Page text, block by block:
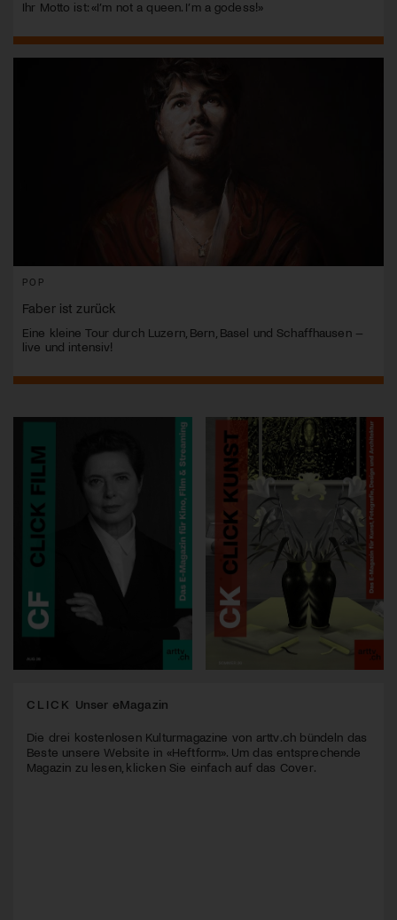
Ihr Motto ist: «I’m not a queen. I’m a godess!»
POP
Faber ist zurück
Eine kleine Tour durch Luzern, Bern, Basel und Schaffhausen –
live und intensiv!
CLICK Unser eMagazin
Die drei kostenlosen Kulturmagazine von arttv.ch bündeln das
Beste unsere Website in «Heftform». Um das entsprechende
Magazin zu lesen, klicken Sie einfach auf das Cover.